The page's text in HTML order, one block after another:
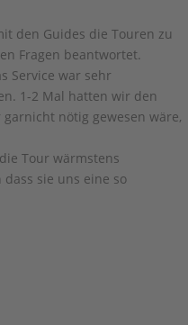
den Guides die Touren zu
Fragen beantwortet.
Service war sehr
1-2 Mal hatten wir den
nötig gewesen wäre,
Tour wärmstens
sie uns eine so